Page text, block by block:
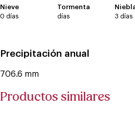
Nieve
0 días
Tormenta
días
3 días
Precipitación anual
706.6 mm
Productos similares